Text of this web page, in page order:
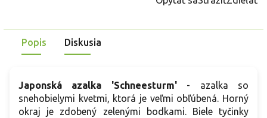
Popis Diskusia
Japonská azalka 'Schneesturm'- azalka so
snehobielymi kvetmi, ktorá je veľmi obľúbená. Horný
okraj je zdobený zelenými bodkami. Biele tyčinky